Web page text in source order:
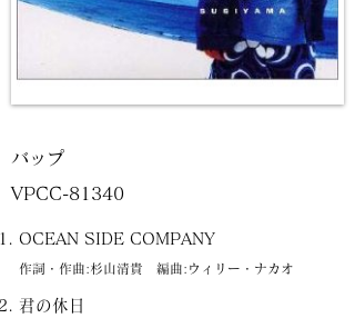
OCEAN SIDE COMPANY
作詞・作曲:杉山清貴 編曲:ウィリー・ナカオ
君の休日
バップ
VPCC-81340